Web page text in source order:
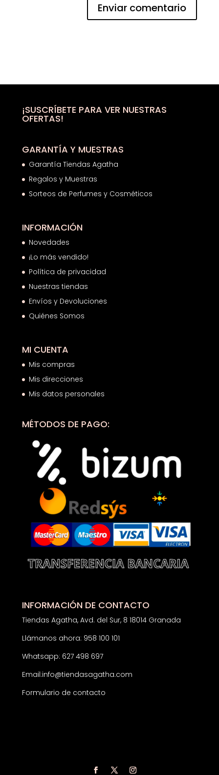
¡SUSCRÍBETE PARA VER NUESTRAS
OFERTAS!
GARANTÍA Y MUESTRAS
Garantía Tiendas Agatha
Regalos y Muestras
Sorteos de Perfumes y Cosméticos
INFORMACIÓN
Novedades
¡Lo más vendido!
Política de privacidad
Nuestras tiendas
Envíos y Devoluciones
Quiénes Somos
MI CUENTA
Mis compras
Mis direcciones
Mis datos personales
MÉTODOS DE PAGO:
INFORMACIÓN DE CONTACTO
Tiendas Agatha, Avd. del Sur, 8 18014 Granada
Llámanos ahora: 958 100 101
Whatsapp: 627 498 697
Email:info@tiendasagatha.com
Formulario de contacto